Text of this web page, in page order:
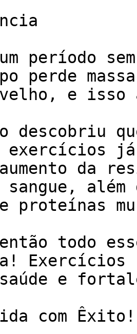
perde
velho, e isso
exercícios
da
sangue,
proteínas
Exercícios
e